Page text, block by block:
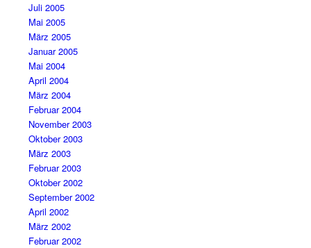
Juli 2005
Mai 2005
März 2005
Januar 2005
Mai 2004
April 2004
März 2004
Februar 2004
November 2003
Oktober 2003
März 2003
Februar 2003
Oktober 2002
September 2002
April 2002
März 2002
Februar 2002